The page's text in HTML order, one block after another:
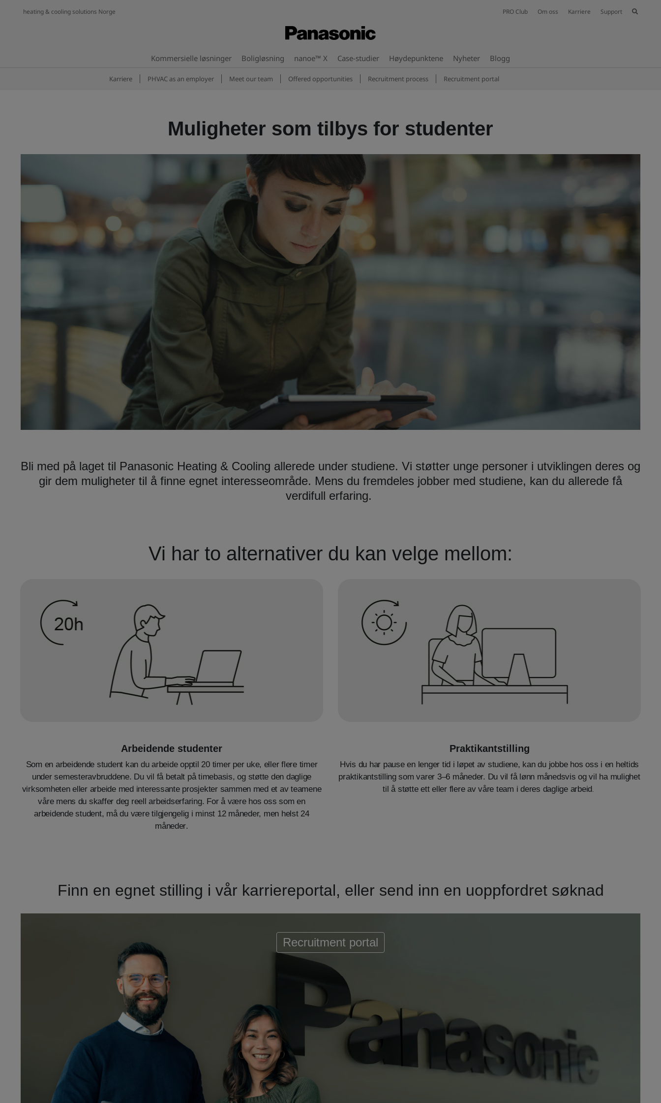
heating & cooling solutions Norge PRO Club Om oss Karriere Support
Kommersielle løsninger Boligløsning nanoe™ X Case-studier Høydepunktene Nyheter Blogg
Karriere PHVAC as an employer Meet our team Offered opportunities Recruitment process Recruitment portal
Muligheter som tilbys for studenter
Bli med på laget til Panasonic Heating & Cooling allerede under studiene. Vi støtter unge personer i utviklingen deres og
gir dem muligheter til å finne egnet interesseområde. Mens du fremdeles jobber med studiene, kan du allerede få
verdifull erfaring.
Vi har to alternativer du kan velge mellom:
Arbeidende studenter
Som en arbeidende student kan du arbeide opptil 20 timer per uke, eller flere timer
under semesteravbruddene. Du vil få betalt på timebasis, og støtte den daglige
virksomheten eller arbeide med interessante prosjekter sammen med et av teamene
våre mens du skaffer deg reell arbeidserfaring. For å være hos oss som en
arbeidende student, må du være tilgjengelig i minst 12 måneder, men helst 24
måneder.
Praktikantstilling
Hvis du har pause en lenger tid i løpet av studiene, kan du jobbe hos oss i en heltids
praktikantstilling som varer 3–6 måneder. Du vil få lønn månedsvis og vil ha mulighet
til å støtte ett eller flere av våre team i deres daglige arbeid.
Finn en egnet stilling i vår karriereportal, eller send inn en uoppfordret søknad
Recruitment portal